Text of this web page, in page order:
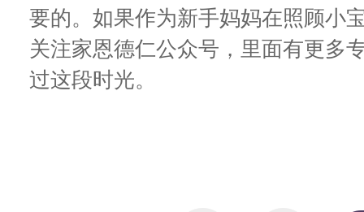
要的。如果作为新手妈妈在照顾小
关注家恩德仁公众号，里面有更多
过这段时光。